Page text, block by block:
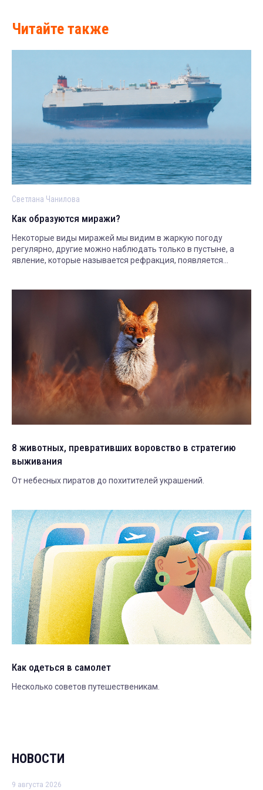
Читайте также
Светлана Чанилова
Как образуются миражи?
Некоторые виды миражей мы видим в жаркую погоду
регулярно, другие можно наблюдать только в пустыне, а
явление, которые называется рефракция, появляется
8 животных, превративших воровство в стратегию
выживания
От небесных пиратов до похитителей украшений.
Как одеться в самолет
Несколько советов путешественикам.
НОВОСТИ
9 августа 2026